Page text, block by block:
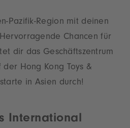
Pazifik-Region mit deinen
Chancen für
dir das Geschäftszentrum
Hong Kong Toys &
in Asien durch!
International